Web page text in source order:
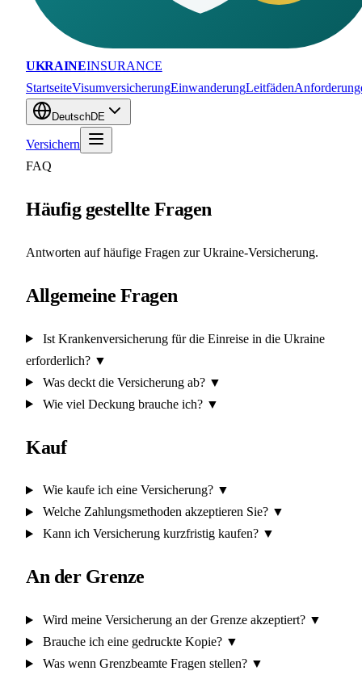
UKRAINEINSURANCE
StartseiteVisumversicherungEinwanderungLeitfäden
DeutschDE
Versichern
FAQ
Häufig gestellte Fragen
Antworten auf häufige Fragen zur Ukraine-Versicherung.
Allgemeine Fragen
Ist Krankenversicherung für die Einreise in die Ukraine
erforderlich? ▼
Was deckt die Versicherung ab? ▼
Wie viel Deckung brauche ich? ▼
Kauf
Wie kaufe ich eine Versicherung? ▼
Welche Zahlungsmethoden akzeptieren Sie? ▼
Kann ich Versicherung kurzfristig kaufen? ▼
An der Grenze
Wird meine Versicherung an der Grenze akzeptiert? ▼
Brauche ich eine gedruckte Kopie? ▼
Was wenn Grenzbeamte Fragen stellen? ▼